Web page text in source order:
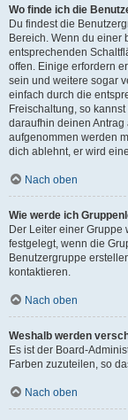
Wo finde ich die
Du findest die
Bereich. Wenn du einer
entsprechenden
offen. Einige erfordern
sein und weitere sogar
einfach durch die
Freischaltung, so
daraufhin deinen
aufgenommen werden
dich ablehnt, er wird
Nach oben
Wie werde ich
Der Leiter einer
festgelegt, wenn die
Benutzergruppe
kontaktieren.
Nach oben
Weshalb werden
Es ist der Board-
Farben zuzuteilen, so
Nach oben